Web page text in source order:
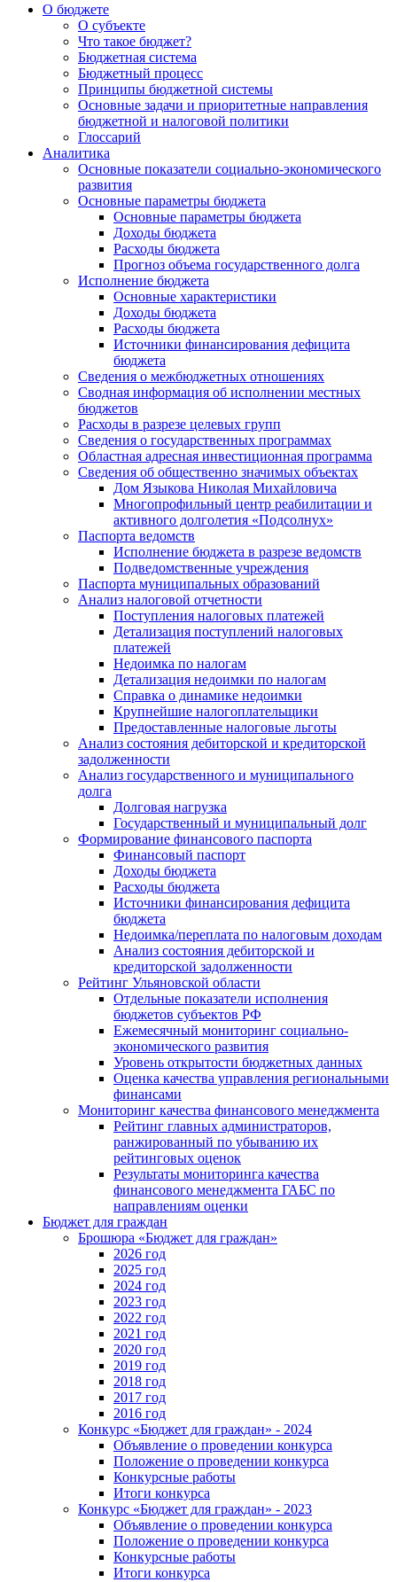
О бюджете
О субъекте
Что такое бюджет?
Бюджетная система
Бюджетный процесс
Принципы бюджетной системы
Основные задачи и приоритетные направления
бюджетной и налоговой политики
Глоссарий
Аналитика
Основные показатели социально-экономического
развития
Основные параметры бюджета
Основные параметры бюджета
Доходы бюджета
Расходы бюджета
Прогноз объема государственного долга
Исполнение бюджета
Основные характеристики
Доходы бюджета
Расходы бюджета
Источники финансирования дефицита
бюджета
Сведения о межбюджетных отношениях
Сводная информация об исполнении местных
бюджетов
Расходы в разрезе целевых групп
Сведения о государственных программах
Областная адресная инвестиционная программа
Сведения об общественно значимых объектах
Дом Языкова Николая Михайловича
Многопрофильный центр реабилитации и
активного долголетия «Подсолнух»
Паспорта ведомств
Исполнение бюджета в разрезе ведомств
Подведомственные учреждения
Паспорта муниципальных образований
Анализ налоговой отчетности
Поступления налоговых платежей
Детализация поступлений налоговых
платежей
Недоимка по налогам
Детализация недоимки по налогам
Справка о динамике недоимки
Крупнейшие налогоплательщики
Предоставленные налоговые льготы
Анализ состояния дебиторской и кредиторской
задолженности
Анализ государственного и муниципального
долга
Долговая нагрузка
Государственный и муниципальный долг
Формирование финансового паспорта
Финансовый паспорт
Доходы бюджета
Расходы бюджета
Источники финансирования дефицита
бюджета
Недоимка/переплата по налоговым доходам
Анализ состояния дебиторской и
кредиторской задолженности
Рейтинг Ульяновской области
Отдельные показатели исполнения
бюджетов субъектов РФ
Ежемесячный мониторинг социально-
экономического развития
Уровень открытости бюджетных данных
Оценка качества управления региональными
финансами
Мониторинг качества финансового менеджмента
Рейтинг главных администраторов,
ранжированный по убыванию их
рейтинговых оценок
Результаты мониторинга качества
финансового менеджмента ГАБС по
направлениям оценки
Бюджет для граждан
Брошюра «Бюджет для граждан»
2026 год
2025 год
2024 год
2023 год
2022 год
2021 год
2020 год
2019 год
2018 год
2017 год
2016 год
Конкурс «Бюджет для граждан» - 2024
Объявление о проведении конкурса
Положение о проведении конкурса
Конкурсные работы
Итоги конкурса
Конкурс «Бюджет для граждан» - 2023
Объявление о проведении конкурса
Положение о проведении конкурса
Конкурсные работы
Итоги конкурса